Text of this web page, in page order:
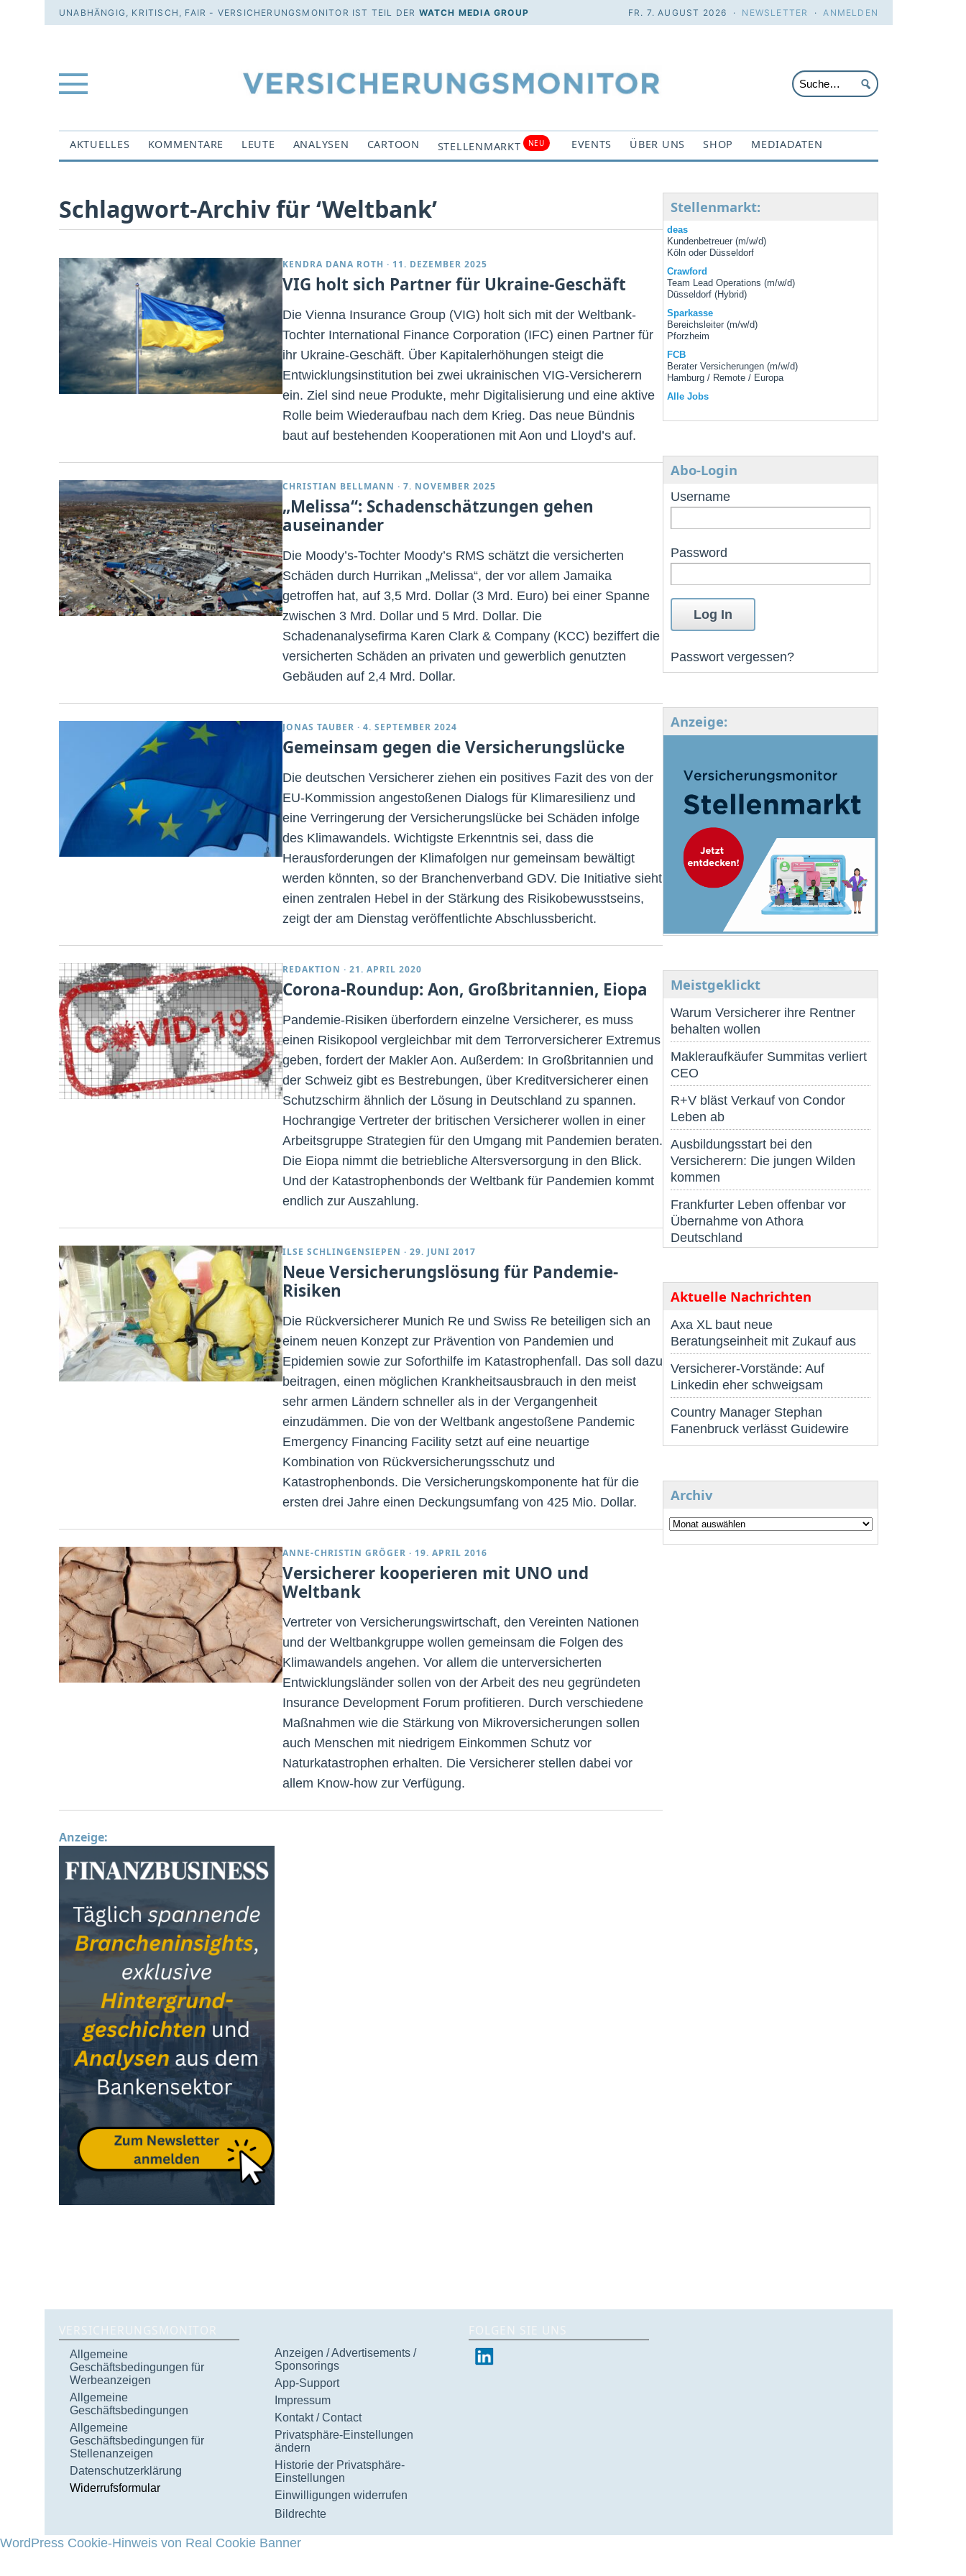
UNABHÄNGIG, KRITISCH, FAIR - VERSICHERUNGSMONITOR IST TEIL DER WATCH MEDIA GROUP FR. 7. AUGUST 2026 · NEWSLETTER ·ANMELDEN
AKTUELLES KOMMENTARE LEUTE ANALYSEN CARTOON STELLENMARKT NEU EVENTS ÜBER UNS SHOP MEDIADATEN
Schlagwort-Archiv für ‘Weltbank’
KENDRA DANA ROTH · 11. DEZEMBER 2025
VIG holt sich Partner für Ukraine-Geschäft
Die Vienna Insurance Group (VIG) holt sich mit der Weltbank-
Tochter International Finance Corporation (IFC) einen Partner für
ihr Ukraine-Geschäft. Über Kapitalerhöhungen steigt die
Entwicklungsinstitution bei zwei ukrainischen VIG-Versicherern
ein. Ziel sind neue Produkte, mehr Digitalisierung und eine aktive
Rolle beim Wiederaufbau nach dem Krieg. Das neue Bündnis
baut auf bestehenden Kooperationen mit Aon und Lloyd’s auf.
CHRISTIAN BELLMANN · 7. NOVEMBER 2025
„Melissa“: Schadenschätzungen gehen
auseinander
Die Moody’s-Tochter Moody’s RMS schätzt die versicherten
Schäden durch Hurrikan „Melissa“, der vor allem Jamaika
getroffen hat, auf 3,5 Mrd. Dollar (3 Mrd. Euro) bei einer Spanne
zwischen 3 Mrd. Dollar und 5 Mrd. Dollar. Die
Schadenanalysefirma Karen Clark & Company (KCC) beziffert die
versicherten Schäden an privaten und gewerblich genutzten
Gebäuden auf 2,4 Mrd. Dollar.
JONAS TAUBER · 4. SEPTEMBER 2024
Gemeinsam gegen die Versicherungslücke
Die deutschen Versicherer ziehen ein positives Fazit des von der
EU-Kommission angestoßenen Dialogs für Klimaresilienz und
eine Verringerung der Versicherungslücke bei Schäden infolge
des Klimawandels. Wichtigste Erkenntnis sei, dass die
Herausforderungen der Klimafolgen nur gemeinsam bewältigt
werden könnten, so der Branchenverband GDV. Die Initiative sieht
einen zentralen Hebel in der Stärkung des Risikobewusstseins,
zeigt der am Dienstag veröffentlichte Abschlussbericht.
REDAKTION · 21. APRIL 2020
Corona-Roundup: Aon, Großbritannien, Eiopa
Pandemie-Risiken überfordern einzelne Versicherer, es muss
einen Risikopool vergleichbar mit dem Terrorversicherer Extremus
geben, fordert der Makler Aon. Außerdem: In Großbritannien und
der Schweiz gibt es Bestrebungen, über Kreditversicherer einen
Schutzschirm ähnlich der Lösung in Deutschland zu spannen.
Hochrangige Vertreter der britischen Versicherer wollen in einer
Arbeitsgruppe Strategien für den Umgang mit Pandemien beraten.
Die Eiopa nimmt die betriebliche Altersversorgung in den Blick.
Und der Katastrophenbonds der Weltbank für Pandemien kommt
endlich zur Auszahlung.
ILSE SCHLINGENSIEPEN · 29. JUNI 2017
Neue Versicherungslösung für Pandemie-
Risiken
Die Rückversicherer Munich Re und Swiss Re beteiligen sich an
einem neuen Konzept zur Prävention von Pandemien und
Epidemien sowie zur Soforthilfe im Katastrophenfall. Das soll dazu
beitragen, einen möglichen Krankheitsausbrauch in den meist
sehr armen Ländern schneller als in der Vergangenheit
einzudämmen. Die von der Weltbank angestoßene Pandemic
Emergency Financing Facility setzt auf eine neuartige
Kombination von Rückversicherungsschutz und
Katastrophenbonds. Die Versicherungskomponente hat für die
ersten drei Jahre einen Deckungsumfang von 425 Mio. Dollar.
ANNE-CHRISTIN GRÖGER · 19. APRIL 2016
Versicherer kooperieren mit UNO und
Weltbank
Vertreter von Versicherungswirtschaft, den Vereinten Nationen
und der Weltbankgruppe wollen gemeinsam die Folgen des
Klimawandels angehen. Vor allem die unterversicherten
Entwicklungsländer sollen von der Arbeit des neu gegründeten
Insurance Development Forum profitieren. Durch verschiedene
Maßnahmen wie die Stärkung von Mikroversicherungen sollen
auch Menschen mit niedrigem Einkommen Schutz vor
Naturkatastrophen erhalten. Die Versicherer stellen dabei vor
allem Know-how zur Verfügung.
Stellenmarkt:
deas
Kundenbetreuer (m/w/d)
Köln oder Düsseldorf
Crawford
Team Lead Operations (m/w/d)
Düsseldorf (Hybrid)
Sparkasse
Bereichsleiter (m/w/d)
Pforzheim
FCB
Berater Versicherungen (m/w/d)
Hamburg / Remote / Europa
Alle Jobs
Abo-Login
Username
Password
Passwort vergessen?
Anzeige:
Meistgeklickt
Warum Versicherer ihre Rentner
behalten wollen
Makleraufkäufer Summitas verliert
CEO
R+V bläst Verkauf von Condor
Leben ab
Ausbildungsstart bei den
Versicherern: Die jungen Wilden
kommen
Frankfurter Leben offenbar vor
Übernahme von Athora
Deutschland
Aktuelle Nachrichten
Axa XL baut neue
Beratungseinheit mit Zukauf aus
Versicherer-Vorstände: Auf
Linkedin eher schweigsam
Country Manager Stephan
Fanenbruck verlässt Guidewire
Archiv
Anzeige:
VERSICHERUNGSMONITOR
Allgemeine
Geschäftsbedingungen für
Werbeanzeigen
Allgemeine
Geschäftsbedingungen
Allgemeine
Geschäftsbedingungen für
Stellenanzeigen
Datenschutzerklärung
Widerrufsformular
Anzeigen / Advertisements /
Sponsorings
App-Support
Impressum
Kontakt / Contact
Privatsphäre-Einstellungen
ändern
Historie der Privatsphäre-
Einstellungen
Einwilligungen widerrufen
Bildrechte
FOLGEN SIE UNS
WordPress Cookie-Hinweis von Real Cookie Banner